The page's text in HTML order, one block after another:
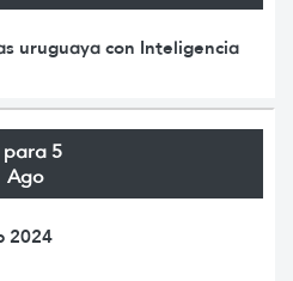
uruguaya con Inteligencia
para 5
Ago
2024